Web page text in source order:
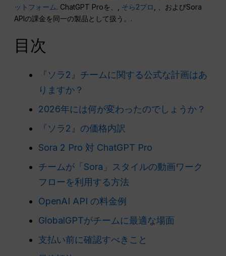
ットフォーム. ChatGPT Proを、, そら2プロ, 、およびSora
APIの課金を同一の製品として扱う。.
目次
『ソラ2』チームに関する公式な計画はあ
りますか？
2026年には何が変わったのでしょうか？
『ソラ2』の価格内訳
Sora 2 Pro 対 ChatGPT Pro
チームが「Sora」スタイルの動画ワーク
フローを利用する方法
OpenAI API の料金例
GlobalGPTがチームに最適な場面
支払い前に確認すべきこと